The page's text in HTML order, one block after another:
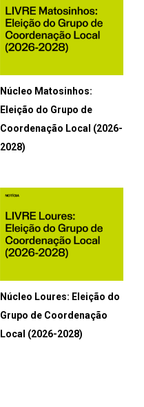
Núcleo Matosinhos:
Eleição do Grupo de
Coordenação Local (2026-
2028)
Núcleo Loures: Eleição do
Grupo de Coordenação
Local (2026-2028)